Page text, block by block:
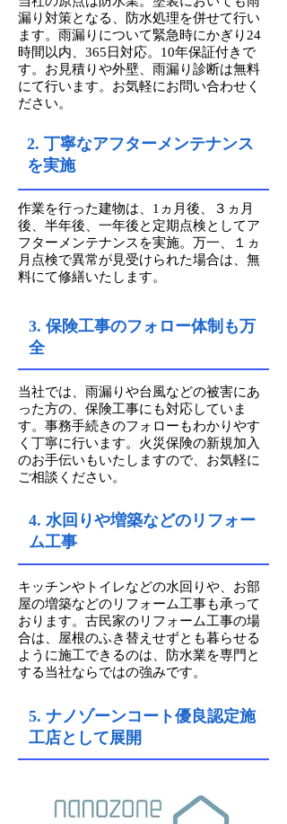
漏り対策となる、防水処理を併せて行い
ます。雨漏りについて緊急時にかぎり24
時間以内、365日対応。10年保証付きで
す。お見積りや外壁、雨漏り診断は無料
にて行います。お気軽にお問い合わせく
ださい。
2. 丁寧なアフターメンテナンス
を実施
作業を行った建物は、1ヵ月後、３ヵ月
後、半年後、一年後と定期点検としてア
フターメンテナンスを実施。万一、１ヵ
月点検で異常が見受けられた場合は、無
料にて修繕いたします。
3. 保険工事のフォロー体制も万
全
当社では、雨漏りや台風などの被害にあ
った方の、保険工事にも対応していま
す。事務手続きのフォローもわかりやす
く丁寧に行います。火災保険の新規加入
のお手伝いもいたしますので、お気軽に
ご相談ください。
4. 水回りや増築などのリフォー
ム工事
キッチンやトイレなどの水回りや、お部
屋の増築などのリフォーム工事も承って
おります。古民家のリフォーム工事の場
合は、屋根のふき替えせずとも暮らせる
ように施工できるのは、防水業を専門と
する当社ならではの強みです。
5. ナノゾーンコート優良認定施
工店として展開